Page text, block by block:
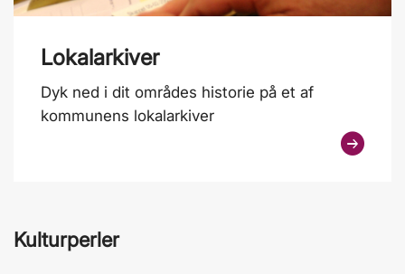
Lokalarkiver
Dyk ned i dit områdes historie på et af
kommunens lokalarkiver
Kulturperler